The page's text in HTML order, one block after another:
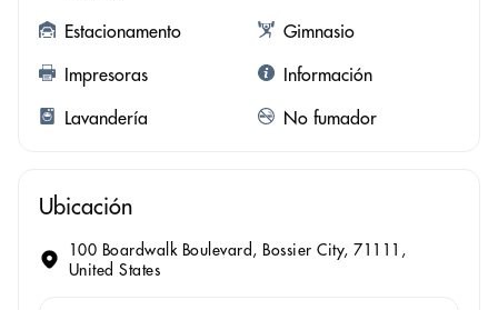
Estacionamento
Gimnasio
Impresoras
Información
Lavandería
No fumador
Ubicación
100 Boardwalk Boulevard, Bossier City, 71111,
United States